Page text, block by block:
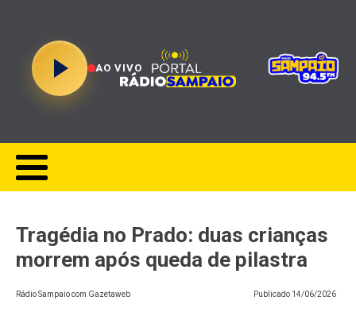
AO VIVO
Tragédia no Prado: duas crianças
morrem após queda de pilastra
Rádio Sampaio com Gazetaweb Publicado 14/06/2026